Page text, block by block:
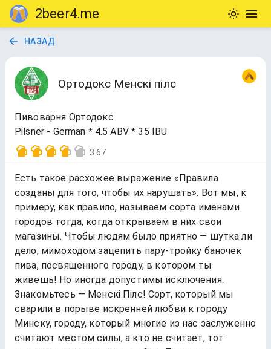
2beer4.me
НАЗАД
Ортодокс Менскi пiлс
Пивоварня Ортодокс
Pilsner - German * 4.5 ABV * 35 IBU
3.67
Есть такое расхожее выражение «Правила
созданы для того, чтобы их нарушать». Вот мы, к
примеру, как правило, называем сорта именами
городов тогда, когда открываем в них свои
магазины. Чтобы людям было приятно — шутка ли
дело, мимоходом зацепить пару-тройку баночек
пива, посвященного городу, в котором ты
живешь! Но иногда допустимы исключения.
Знакомьтесь — Менскi Пiлс! Сорт, который мы
сварили в порыве искренней любви к городу
Минску, городу, который многие из нас заслуженно
считают местом силы, а кто не считает, тот